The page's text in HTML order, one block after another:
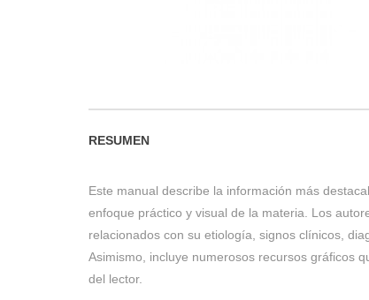
RESUMEN
Este manual describe la información más
enfoque práctico y visual de la materia. Los
relacionados con su etiología, signos clínicos,
Asimismo, incluye numerosos recursos gráficos
del lector.